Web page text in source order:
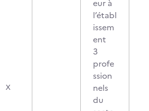
X
eur à
l’établ
issem
ent
3
profe
ssion
nels
du